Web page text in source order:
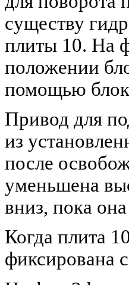
существу
плиты 10. На
положении
помощью
Привод для
из
после
уменьшена
вниз, пока
Когда плита
фиксирована